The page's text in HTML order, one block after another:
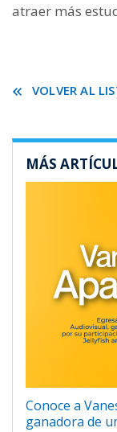
atraer más
VOLVER AL
MÁS
Conoce a
ganadora de